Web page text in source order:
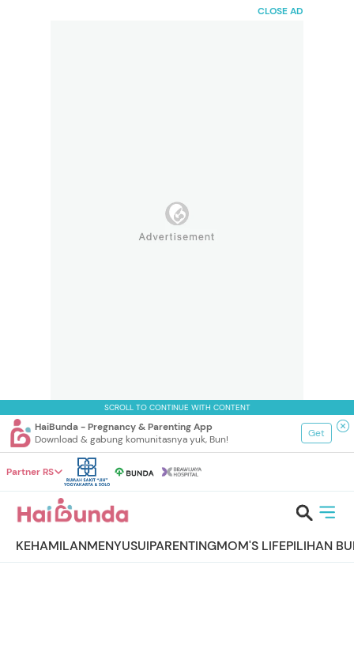
CLOSE AD
SCROLL TO CONTINUE WITH CONTENT
HaiBunda - Pregnancy & Parenting App
Download & gabung komunitasnya yuk, Bun!
Get
Partner RS
KEHAMILANMENYUSUIPARENTINGMOM'S LIFEPILIHAN